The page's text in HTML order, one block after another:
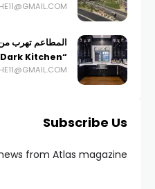
المطاعم تهرب
“Dark Kitchen” يغيّر قواعد اللعبة
Subscribe Us
from Atlas magazine